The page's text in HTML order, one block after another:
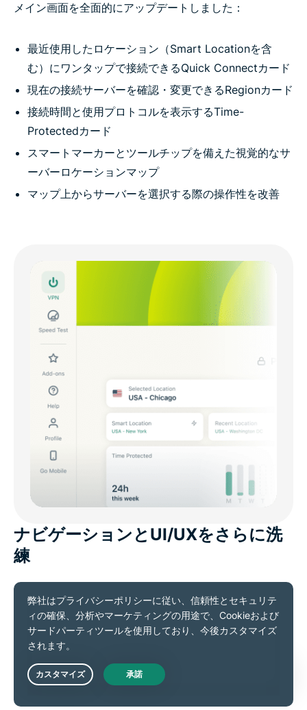
メイン画面を全面的にアップデートしました：
最近使用したロケーション（Smart Locationを含
む）にワンタップで接続できるQuick Connectカード
現在の接続サーバーを確認・変更できるRegionカード
接続時間と使用プロトコルを表示するTime-
Protectedカード
スマートマーカーとツールチップを備えた視覚的なサ
ーバーロケーションマップ
マップ上からサーバーを選択する際の操作性を改善
ナビゲーションとUI/UXをさらに洗
練
Settings、Help、Add-ons、Profileへ素早くアクセス
できる右側スライドインパネル
より滑らかで自然なアニメーション
環境に応じて最適化されるスクロール挙動
見やすさを高めた余白設計とレイアウト